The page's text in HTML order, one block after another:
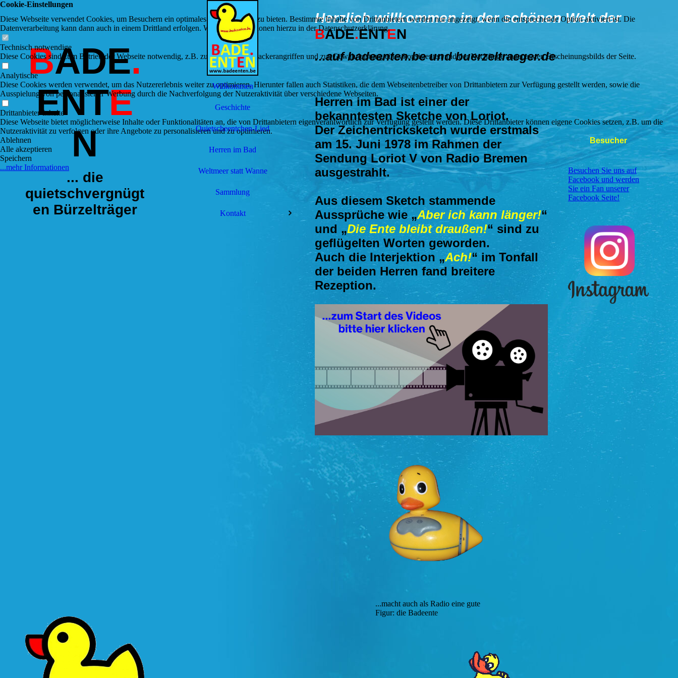
BADE.
ENTE
N
... die
quietschvergnügt
en Bürzelträger
Willkommen
Geschichte
Quietscheentchen-Lied
Herren im Bad
Weltmeer statt Wanne
Sammlung
Kontakt
Herzlich willkommen in der schönen Welt der
BADE.ENTEN
...auf badeenten.be und buerzeltraeger.de
Herren im Bad ist einer der
bekanntesten Sketche von Loriot.
Der Zeichentricksketch wurde erstmals
am 15. Juni 1978 im Rahmen der
Sendung Loriot V von Radio Bremen
ausgestrahlt.
Aus diesem Sketch stammende
Aussprüche wie „Aber ich kann länger!“
und „Die Ente bleibt draußen!“ sind zu
geflügelten Worten geworden.
Auch die Interjektion „Ach!“ im Tonfall
der beiden Herren fand breitere
Rezeption.
...macht auch als Radio eine gute
Figur: die Badeente
Besucher
Besuchen Sie uns auf
Facebook und werden
Sie ein Fan unserer
Facebook Seite!
Cookie-Einstellungen
Diese Webseite verwendet Cookies, um Besuchern ein optimales Nutzererlebnis zu bieten. Bestimmte Inhalte von Drittanbietern werden nur angezeigt, wenn die entsprechende Option aktiviert ist. Die
Datenverarbeitung kann dann auch in einem Drittland erfolgen. Weitere Informationen hierzu in der Datenschutzerklärung.
Technisch notwendige
Diese Cookies sind zum Betrieb der Webseite notwendig, z.B. zum Schutz vor Hackerangriffen und zur Gewährleistung eines konsistenten und der Nachfrage angepassten Erscheinungsbilds der Seite.
Analytische
Diese Cookies werden verwendet, um das Nutzererlebnis weiter zu optimieren. Hierunter fallen auch Statistiken, die dem Webseitenbetreiber von Drittanbietern zur Verfügung gestellt werden, sowie die
Ausspielung von personalisierter Werbung durch die Nachverfolgung der Nutzeraktivität über verschiedene Webseiten.
Drittanbieter-Inhalte
Diese Webseite bietet möglicherweise Inhalte oder Funktionalitäten an, die von Drittanbietern eigenverantwortlich zur Verfügung gestellt werden. Diese Drittanbieter können eigene Cookies setzen, z.B. um die
Nutzeraktivität zu verfolgen oder ihre Angebote zu personalisieren und zu optimieren.
Ablehnen
Alle akzeptieren
Speichern
...mehr Informationen